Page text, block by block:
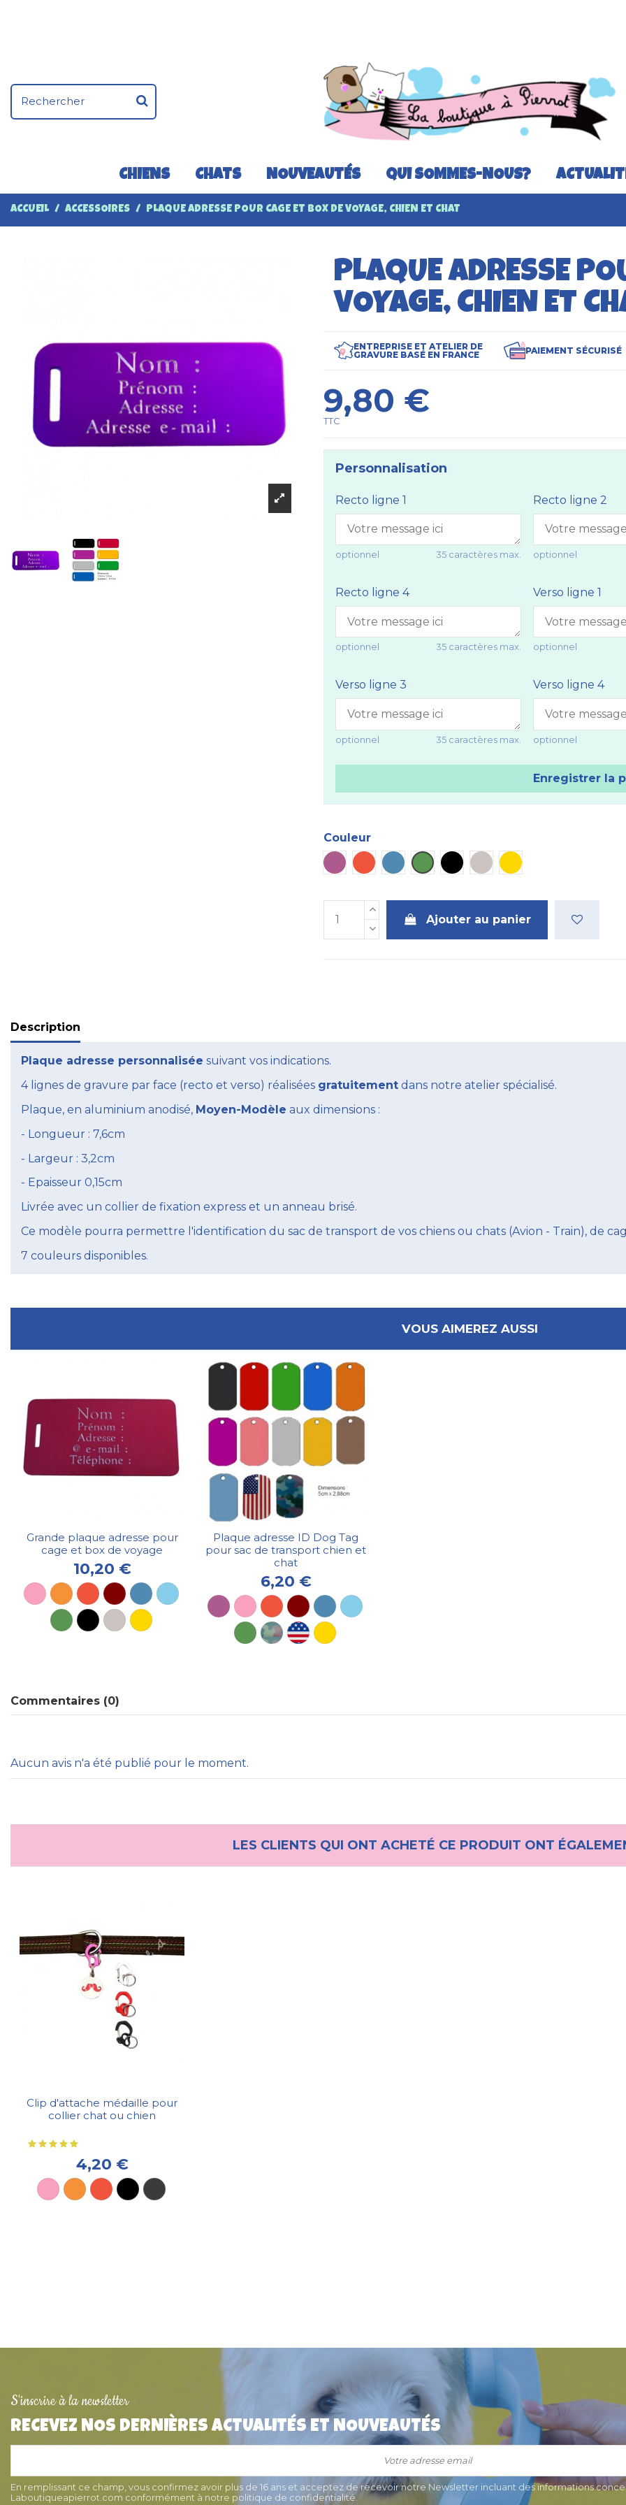
CHIENS CHATS NOUVEAUTÉS QUI SOMMES-NOUS?
ACCUEIL ACCESSOIRES PLAQUE ADRESSE POUR CAGE ET BOX DE VOYAGE, CHIEN ET CHAT
PLAQUE ADRESSE
VOYAGE, CHIEN ET
ENTREPRISE ET ATELIER DE
GRAVURE BASÉ EN FRANCE
PAIEMENT SÉCURISÉ
9,80 €
TTC
Personnalisation
Recto ligne 1
optionnel 35 caractères max.
Recto ligne 2
optionnel
Recto ligne 4
optionnel 35 caractères max.
Verso ligne 1
optionnel
Verso ligne 3
optionnel 35 caractères max.
Verso ligne 4
optionnel
Enregistrer la
Couleur
Plaque violette
Plaque rouge
Plaque bleue
Plaque verte
Plaque noire
Plaque métal
Plaque dorée
Ajouter au panier
Description
Plaque adresse personnalisée suivant vos indications.
4 lignes de gravure par face (recto et verso) réalisées gratuitement dans notre atelier spécialisé.
Plaque, en aluminium anodisé, Moyen-Modèle aux dimensions :
- Longueur : 7,6cm
- Largeur : 3,2cm
- Epaisseur 0,15cm
Livrée avec un collier de fixation express et un anneau brisé.
Ce modèle pourra permettre l'identification du sac de transport de vos chiens ou chats (Avion - Train), de
7 couleurs disponibles.
VOUS AIMEREZ AUSSI
Grande plaque adresse pour
cage et box de voyage
10,20 €
Plaque adresse ID Dog Tag
pour sac de transport chien et
chat
6,20 €
Commentaires (0)
Aucun avis n'a été publié pour le moment.
LES CLIENTS QUI ONT ACHETÉ CE PRODUIT ONT
Clip d'attache médaille pour
collier chat ou chien
4,20 €
S'inscrire à la newsletter
RECEVEZ NOS DERNIÈRES ACTUALITÉS ET NOUVEAUTÉS
En remplissant ce champ, vous confirmez avoir plus de 16 ans et acceptez de recevoir notre Newsletter incluant des informations
Laboutiqueapierrot.com conformément à notre politique de confidentialité.